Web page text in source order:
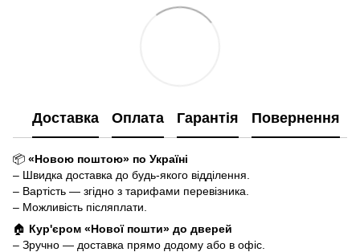
Доставка Оплата Гарантія Повернення
📦 «Новою поштою» по Україні
– Швидка доставка до будь-якого відділення.
– Вартість — згідно з тарифами перевізника.
– Можливість післяплати.
🏠 Кур'єром «Нової пошти» до дверей
– Зручно — доставка прямо додому або в офіс.